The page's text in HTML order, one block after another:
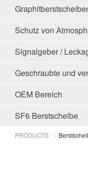
Schutz von
Signalgeber /
Geschraubte und
OEM Bereich
SF6 Berstscheibe
PRODUCTS